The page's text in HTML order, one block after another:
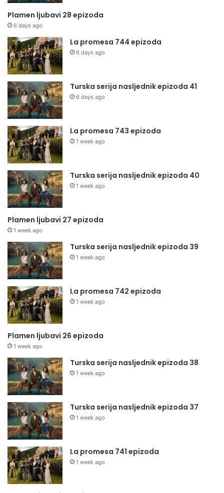
Plamen ljubavi 28 epizoda
6 days ago
La promesa 744 epizoda
6 days ago
Turska serija nasljednik epizoda 41
6 days ago
La promesa 743 epizoda
1 week ago
Turska serija nasljednik epizoda 40
1 week ago
Plamen ljubavi 27 epizoda
1 week ago
Turska serija nasljednik epizoda 39
1 week ago
La promesa 742 epizoda
1 week ago
Plamen ljubavi 26 epizoda
1 week ago
Turska serija nasljednik epizoda 38
1 week ago
Turska serija nasljednik epizoda 37
1 week ago
La promesa 741 epizoda
1 week ago